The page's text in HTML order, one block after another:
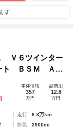
す
Ｖ６ツインター
ト ＢＳＭ ＡＣ
テアリングヒ
純正２０イン
本体価格
357
万円
諸費用
12.8
万円
走行
8.3万km
排気
2900cc